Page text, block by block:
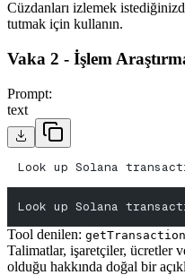
Cüzdanları izlemek
tutmak için kullanın.
Vaka 2 - İşlem
Prompt:
text
Look up Solana transaction
Look up Solana transaction
Tool denilen: getTransaction
Talimatlar, işaretçiler, ücretler
olduğu hakkında doğal bir